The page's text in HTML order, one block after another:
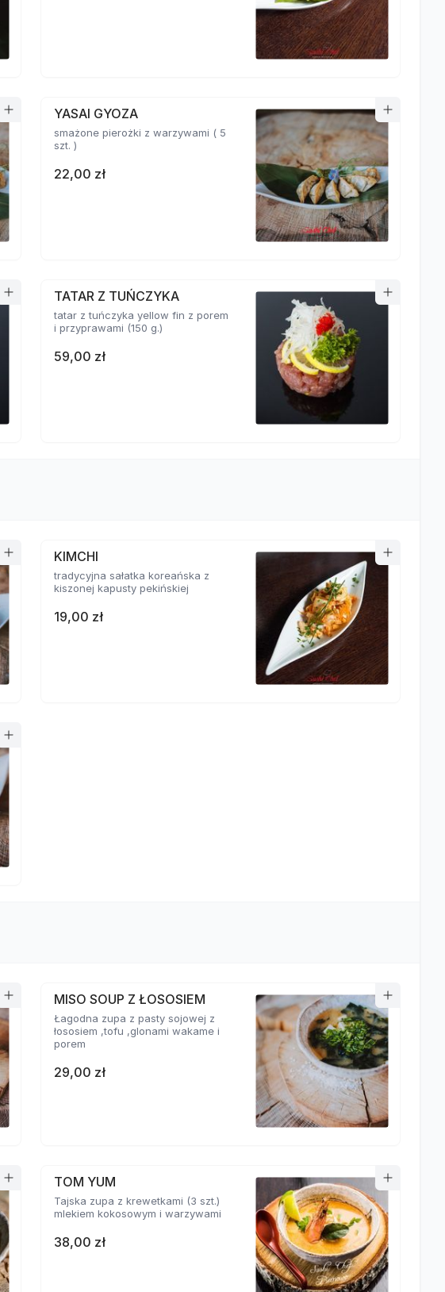
YASAI GYOZA
smażone pierożki z warzywami ( 5
szt. )
22,00 zł
TATAR Z TUŃCZYKA
tatar z tuńczyka yellow fin z porem
i przyprawami (150 g.)
59,00 zł
KIMCHI
tradycyjna sałatka koreańska z
kiszonej kapusty pekińskiej
19,00 zł
MISO SOUP Z ŁOSOSIEM
Łagodna zupa z pasty sojowej z
łososiem ,tofu ,glonami wakame i
porem
29,00 zł
TOM YUM
Tajska zupa z krewetkami (3 szt.)
mlekiem kokosowym i warzywami
38,00 zł